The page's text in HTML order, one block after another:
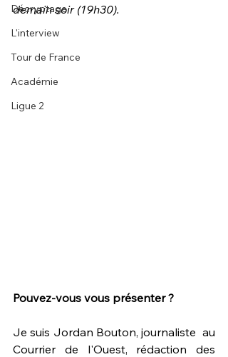
Décryptage
L'interview
Tour de France
Académie
Ligue 2
demain soir (19h30).
Pouvez-vous vous présenter ?
Je suis Jordan Bouton, journaliste  au
Courrier de l'Ouest, rédaction des